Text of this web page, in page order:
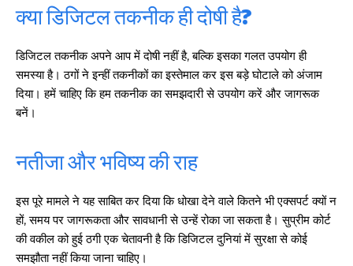
क्या डिजिटल तकनीक ही दोषी है?
डिजिटल तकनीक अपने आप में दोषी नहीं है, बल्कि इसका गलत उपयोग ही
समस्या है। ठगों ने इन्हीं तकनीकों का इस्तेमाल कर इस बड़े घोटाले को अंजाम
दिया। हमें चाहिए कि हम तकनीक का समझदारी से उपयोग करें और जागरूक
बनें।
नतीजा और भविष्य की राह
इस पूरे मामले ने यह साबित कर दिया कि धोखा देने वाले कितने भी एक्सपर्ट क्यों न
हों, समय पर जागरूकता और सावधानी से उन्हें रोका जा सकता है। सुप्रीम कोर्ट
की वकील को हुई ठगी एक चेतावनी है कि डिजिटल दुनियां में सुरक्षा से कोई
समझौता नहीं किया जाना चाहिए।